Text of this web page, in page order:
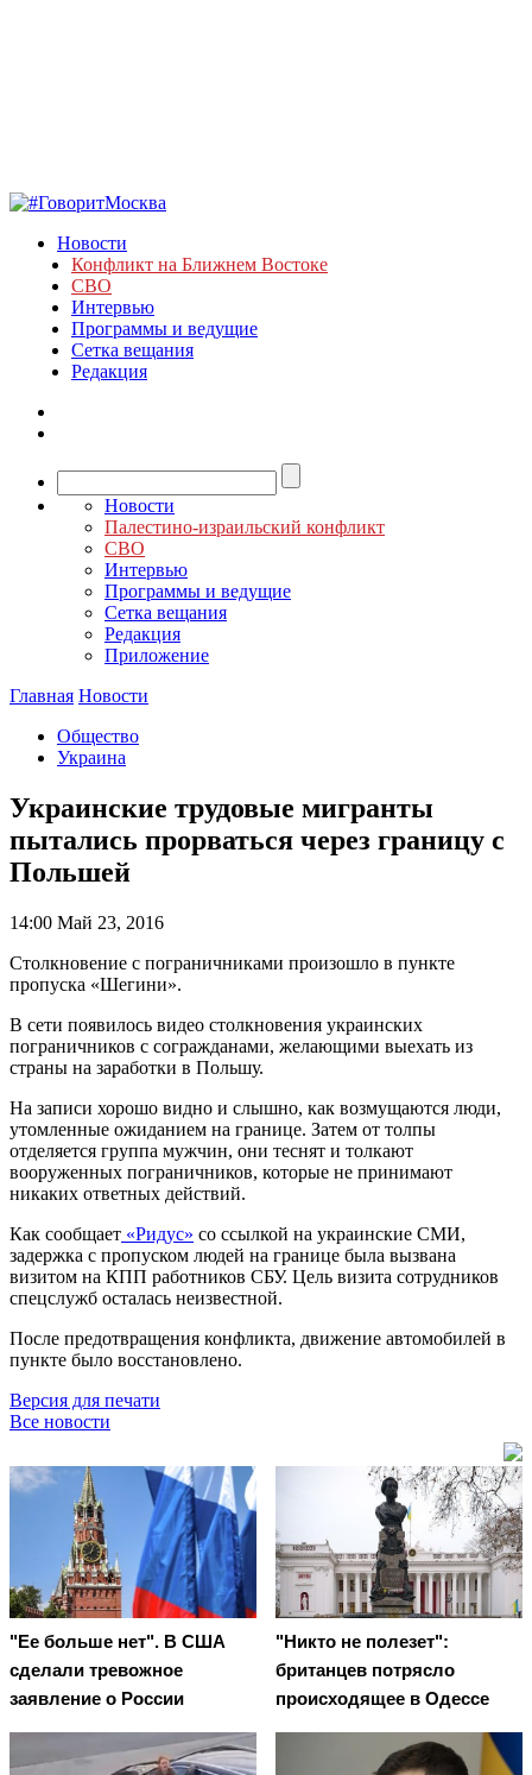
Новости
Конфликт на Ближнем Востоке
СВО
Интервью
Программы и ведущие
Сетка вещания
Редакция
Новости
Палестино-израильский конфликт
СВО
Интервью
Программы и ведущие
Сетка вещания
Редакция
Приложение
Главная Новости
Общество
Украина
Украинские трудовые мигранты
пытались прорваться через границу с
Польшей
14:00 Май 23, 2016
Столкновение с пограничниками произошло в пункте
пропуска «Шегини».
В сети появилось видео столкновения украинских
пограничников с согражданами, желающими выехать из
страны на заработки в Польшу.
На записи хорошо видно и слышно, как возмущаются люди,
утомленные ожиданием на границе. Затем от толпы
отделяется группа мужчин, они теснят и толкают
вооруженных пограничников, которые не принимают
никаких ответных действий.
Как сообщает «Ридус» со ссылкой на украинские СМИ,
задержка с пропуском людей на границе была вызвана
визитом на КПП работников СБУ. Цель визита сотрудников
спецслужб осталась неизвестной.
После предотвращения конфликта, движение автомобилей в
пункте было восстановлено.
Версия для печати
Все новости
"Ее больше нет". В США
сделали тревожное
заявление о России
"Никто не полезет":
британцев потрясло
происходящее в Одессе